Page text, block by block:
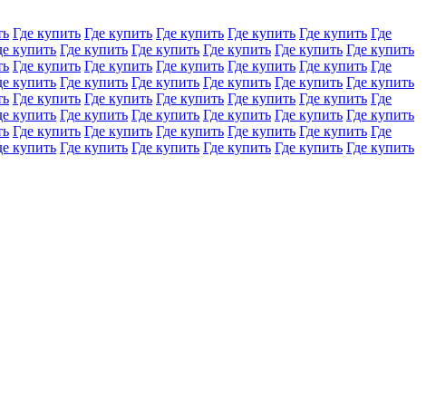
Где купить Где купить Где купить Где купить Где купить Где
купить Где купить Где купить Где купить Где купить Где купить
Где купить Где купить Где купить Где купить Где купить Где
купить Где купить Где купить Где купить Где купить Где купить
Где купить Где купить Где купить Где купить Где купить Где
купить Где купить Где купить Где купить Где купить Где купить
Где купить Где купить Где купить Где купить Где купить Где
купить Где купить Где купить Где купить Где купить Где купить